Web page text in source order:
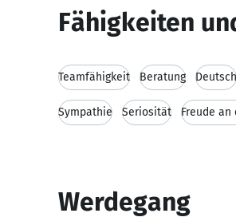
Fähigkeiten
Teamfähigkeit Beratung Deutsch
Sympathie Seriosität Freude an
Werdegang